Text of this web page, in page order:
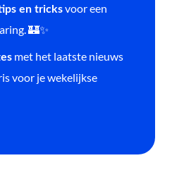
en tricksvoor een
🏰✨
met het laatste nieuws
voor je wekelijkse